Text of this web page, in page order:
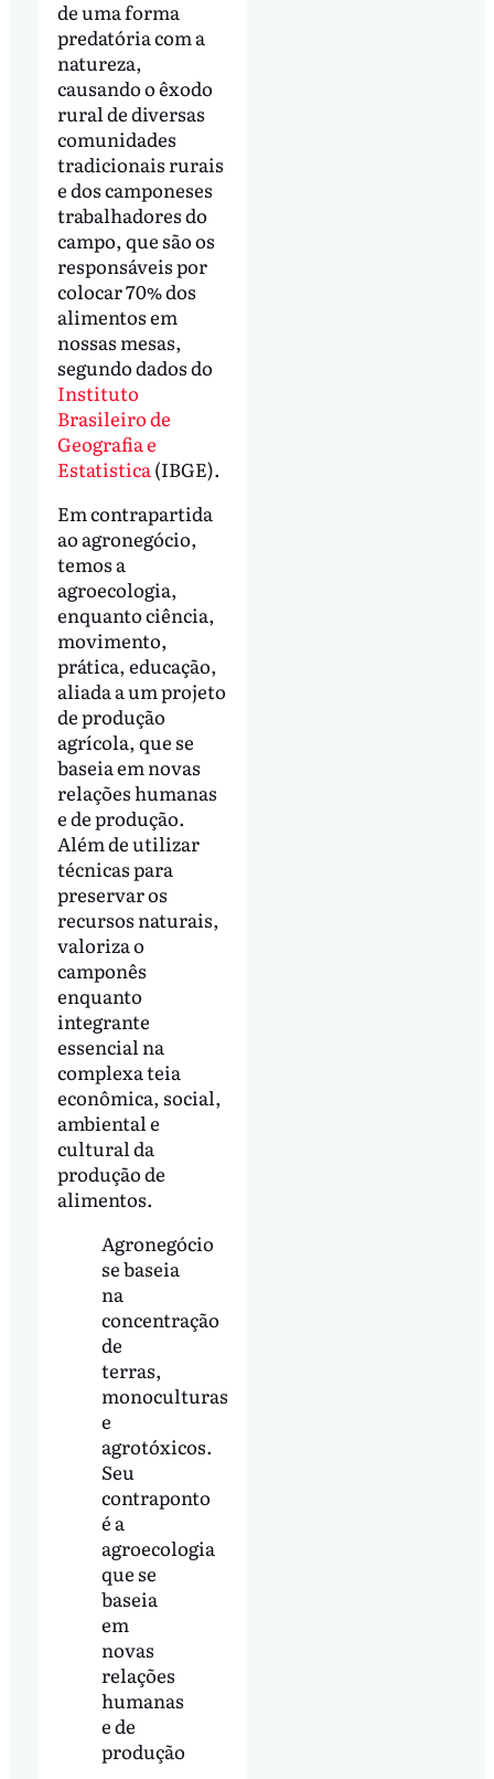
de uma forma
predatória com a
natureza,
causando o êxodo
rural de diversas
comunidades
tradicionais rurais
e dos camponeses
trabalhadores do
campo, que são os
responsáveis por
colocar 70% dos
alimentos em
nossas mesas,
segundo dados do
Instituto
Brasileiro de
Geografia e
Estatistica (IBGE).
Em contrapartida
ao agronegócio,
temos a
agroecologia,
enquanto ciência,
movimento,
prática, educação,
aliada a um projeto
de produção
agrícola, que se
baseia em novas
relações humanas
e de produção.
Além de utilizar
técnicas para
preservar os
recursos naturais,
valoriza o
camponês
enquanto
integrante
essencial na
complexa teia
econômica, social,
ambiental e
cultural da
produção de
alimentos.
Agronegócio
se baseia
na
concentração
de
terras,
monoculturas
e
agrotóxicos.
Seu
contraponto
é a
agroecologia
que se
baseia
em
novas
relações
humanas
e de
produção